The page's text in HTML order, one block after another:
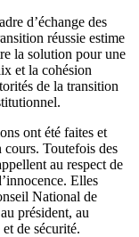
d’échange des
réussie estime
la solution pour une
et la cohésion
de la transition
ont été faites et
cours. Toutefois des
au respect de
Elles
National de
président, au
de sécurité.